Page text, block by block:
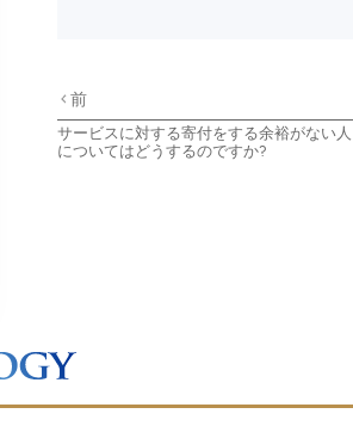
前
サービスに対する寄付をする余裕がない人
についてはどうするのですか?